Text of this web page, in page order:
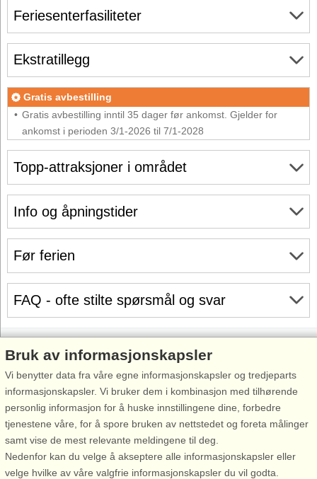
Info og åpningstider
Før ferien
FAQ - ofte stilte spørsmål og svar
Feriesenterfasiliteter
Ekstratillegg
Gratis avbestilling
Gratis avbestilling inntil 35 dager før ankomst. Gjelder for
ankomst i perioden 3/1-2026 til 7/1-2028
Topp-attraksjoner i området
Inspirasjon
Feriesenterliste
Bestill gavekort
Om
Før ferien
Ditt opphold
Før hjemreisen
Verdt å vite
Bruk av informasjonskapsler
Vi benytter data fra våre egne informasjonskapsler og tredjeparts
informasjonskapsler. Vi bruker dem i kombinasjon med tilhørende
personlig informasjon for å huske innstillingene dine, forbedre
tjenestene våre, for å spore bruken av nettstedet og foreta målinger
samt vise de mest relevante meldingene til deg.
Nedenfor kan du velge å akseptere alle informasjonskapsler eller
velge hvilke av våre valgfrie informasjonskapsler du vil godta.